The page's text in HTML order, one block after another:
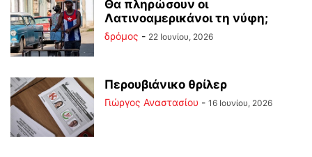
Θα πληρώσουν οι
Λατινοαμερικάνοι τη νύφη;
δρόμος - 22 Ιουνίου, 2026
Περουβιάνικο θρίλερ
Γιώργος Αναστασίου - 16 Ιουνίου, 2026